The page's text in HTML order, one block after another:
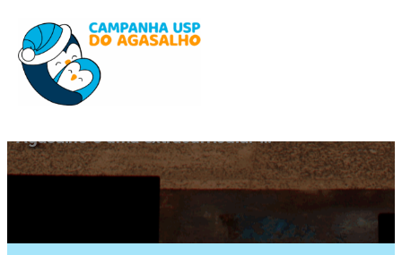
Campanha USP do Agasalho
Agasalho é uma extracurricular …